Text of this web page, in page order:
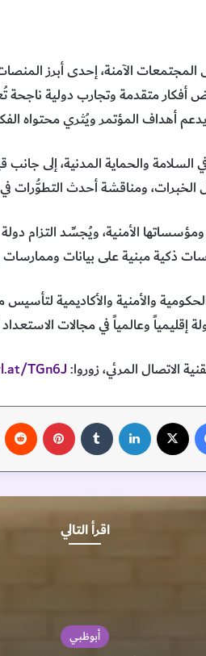
الآمنة، إحدى أبرز
أفكار متقدمة وتجارب دولية
أهداف المؤتمر ويُثري محتواه
والحماية المدنية، إلى
ومناقشة أحدث التطوُّرات
الأمنية، ويُجسِّد التزام
ذكية مبنية على بيانات وممارسات
والأمنية والأكاديمية لتأسيس
إقليمياً وعالمياً في مجالات
الاتصال المرئي، زوروا:TGn6J
فيسبوك بينتيريست
اقرأ التالي
أبوظبي